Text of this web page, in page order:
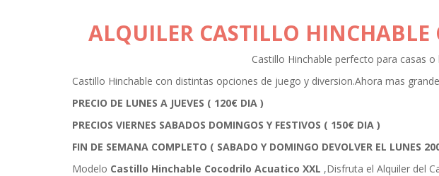
ALQUILER CASTILLO
Castillo Hinchable perfecto para casas
Castillo Hinchable con distintas opciones de juego y diversion.Ahora mas
PRECIO DE LUNES A JUEVES ( 120€ DIA )
PRECIOS VIERNES SABADOS DOMINGOS Y FESTIVOS ( 150€ DIA )
FIN DE SEMANA COMPLETO ( SABADO Y DOMINGO DEVOLVER EL LUNES
Modelo Castillo Hinchable Cocodrilo Acuatico XXL ,Disfruta el Alquiler del